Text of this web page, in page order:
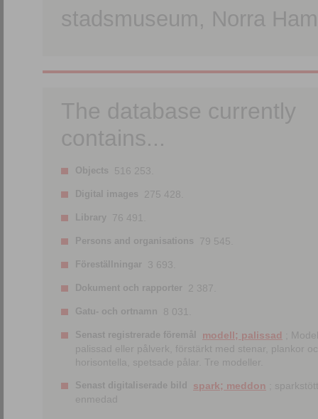
stadsmuseum, Norra
The database currently
contains...
Objects 516 253.
Digital images 275 428.
Library 76 491.
Persons and organisations 79 545.
Föreställningar 3 693.
Dokument och rapporter 2 387.
Gatu- och ortnamn 8 031.
Senast registrerade föremål modell; palissad
;
palissad eller pålverk, förstärkt med stenar, plankor
horisontella, spetsade pålar. Tre modeller.
Senast digitaliserade bild spark; meddon ;
enmedad